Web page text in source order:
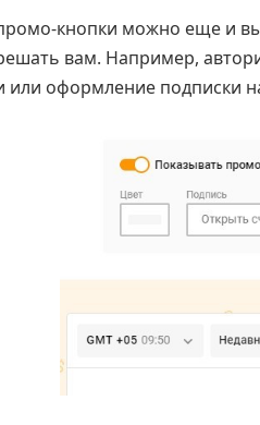
кнопки можно еще и
вам. Например,
или оформление подписки